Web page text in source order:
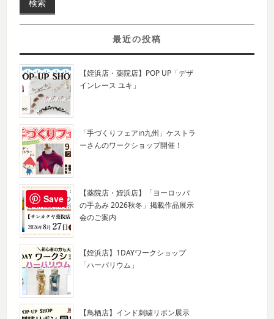
最近の投稿
【姪浜店・薬院店】POP UP「デザ
インレース ユキ」
「手づくりフェアin九州」ケストラ
ーさんのワークショップ開催！
【薬院店・姪浜店】「ヨーロッパ
の手あみ 2026秋冬」掲載作品展示
会のご案内
【姪浜店】1DAYワークショップ
「ハーバリウム」
【鳥栖店】インド刺繍リボン展示
Save